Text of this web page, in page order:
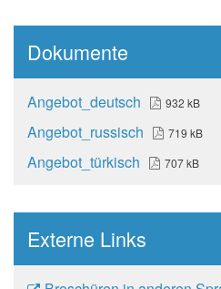
Dokumente
Angebot_deutsch 932 kB
Angebot_russisch 719 kB
Angebot_türkisch 707 kB
Externe Links